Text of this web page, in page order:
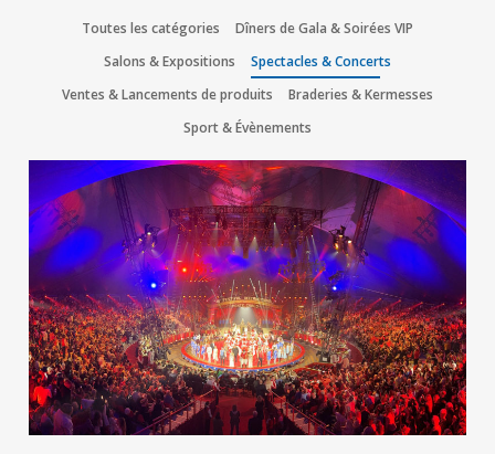
Toutes les catégories
Dîners de Gala & Soirées VIP
Salons & Expositions
Spectacles & Concerts
Ventes & Lancements de produits
Braderies & Kermesses
Sport & Évènements